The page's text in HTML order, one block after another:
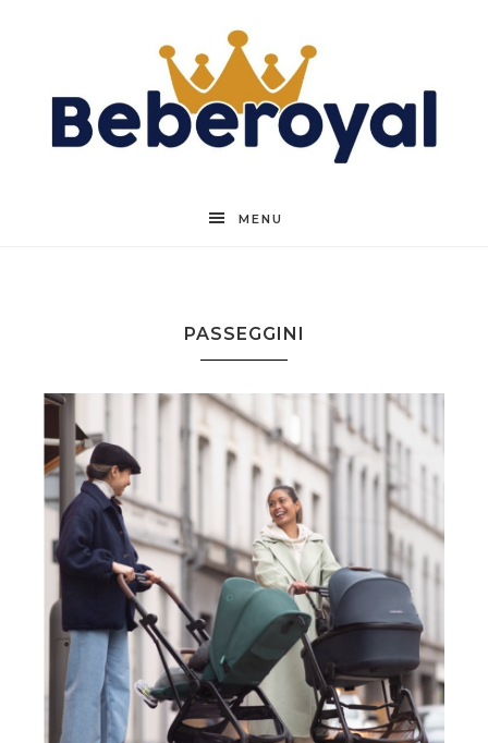
Beberoyal
MENU
PASSEGGINI